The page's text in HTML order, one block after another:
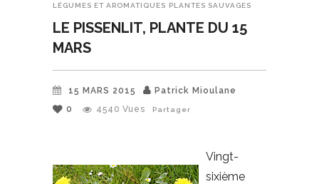
LÉGUMES ET AROMATIQUES PLANTES SAUVAGES
LE PISSENLIT, PLANTE DU 15
MARS
15 MARS 2015
Patrick Mioulane
0
4540 Vues Partager
Vingt-
sixième